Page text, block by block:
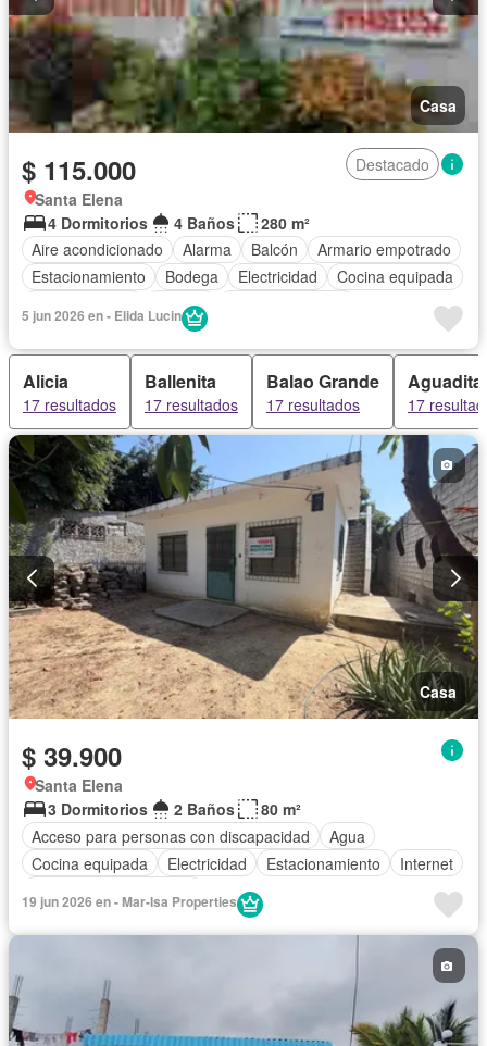
Casa
$ 115.000
Destacado
Santa Elena
4 Dormitorios
4 Baños
280 m²
Aire acondicionado
Alarma Balcón
Armario empotrado
Estacionamiento
Bodega Electricidad
Cocina equipada
Internet
Cuarto de servicio
Agua
Completamente amoblado
5 jun 2026 en - Elida Lucin
Alicia
17 resultados
Ballenita
17 resultados
Balao Grande
17 resultados
Aguadita
17
Casa
$ 39.900
Santa Elena
3 Dormitorios
2 Baños
80 m²
Acceso para personas con discapacidad
Agua
Cocina equipada
Electricidad Estacionamiento
Internet
19 jun 2026 en - Mar-Isa Properties